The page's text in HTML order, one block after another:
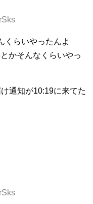
くらいやったんよ
かそんなくらいやっ
通知が10:19に来てた